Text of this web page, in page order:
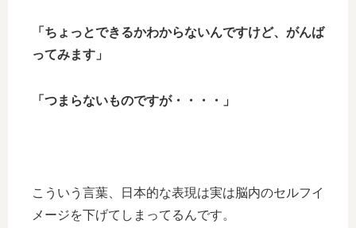
「ちょっとできるかわからないんですけど、がんば
ってみます」
「つまらないものですが・・・・」
こういう言葉、日本的な表現は実は脳内のセルフイ
メージを下げてしまってるんです。